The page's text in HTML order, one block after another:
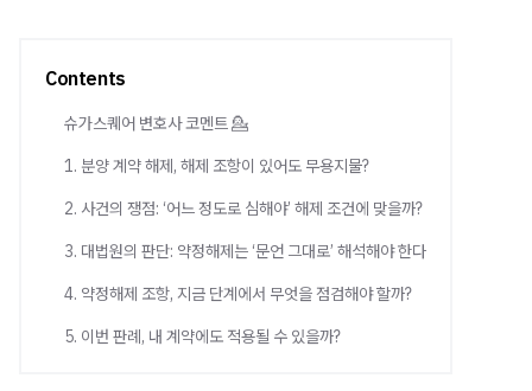
Contents
슈가스퀘어 변호사 코멘트 💁
1. 분양 계약 해제, 해제 조항이 있어도 무용지물?
2. 사건의 쟁점: ‘어느 정도로 심해야’ 해제 조건에 맞을까?
3. 대법원의 판단: 약정해제는 ‘문언 그대로’ 해석해야 한다
4. 약정해제 조항, 지금 단계에서 무엇을 점검해야 할까?
5. 이번 판례, 내 계약에도 적용될 수 있을까?